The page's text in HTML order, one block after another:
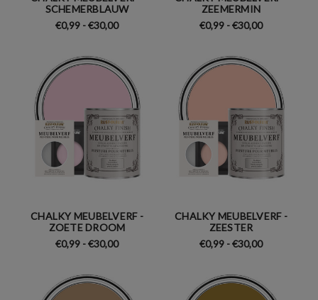
SCHEMERBLAUW
€0,99 - €30,00
ZEEMERMIN
€0,99 - €30,00
CHALKY MEUBELVERF -
ZOETE DROOM
€0,99 - €30,00
CHALKY MEUBELVERF -
ZEESTER
€0,99 - €30,00